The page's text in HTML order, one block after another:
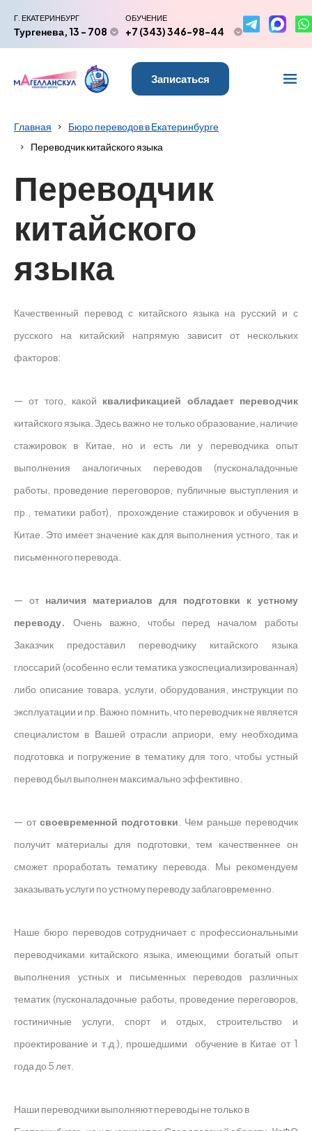
Г. ЕКАТЕРИНБУРГ
Тургенева, 13 - 708
ОБУЧЕНИЕ
+7 (343) 346-98-44
Записаться
Главная
Бюро переводов в Екатеринбурге
Переводчик китайского языка
Переводчик
китайского
языка
Качественный перевод с китайского языка на русский и с
русского на китайский напрямую зависит от нескольких
факторов:
— от того, какой квалификацией обладает переводчик
китайского языка. Здесь важно не только образование, наличие
стажировок в Китае, но и есть ли у переводчика опыт
выполнения аналогичных переводов (пусконаладочные
работы, проведение переговоров, публичные выступления и
пр., тематики работ), прохождение стажировок и обучения в
Китае. Это имеет значение как для выполнения устного, так и
письменного перевода.
— от наличия материалов для подготовки к устному
переводу.
Очень важно, чтобы перед началом работы
Заказчик предоставил переводчику китайского языка
глоссарий (особенно если тематика узкоспециализированная)
либо описание товара, услуги, оборудования, инструкции по
эксплуатации и пр. Важно помнить, что переводчик не является
специалистом в Вашей отрасли априори, ему необходима
подготовка и погружение в тематику для того, чтобы устный
перевод был выполнен максимально эффективно.
— от своевременной подготовки . Чем раньше переводчик
получит материалы для подготовки, тем качественнее он
сможет проработать тематику перевода. Мы рекомендуем
заказывать услуги по устному переводу заблаговременно.
Наше бюро переводов сотрудничает с профессиональными
переводчиками китайского языка, имеющими богатый опыт
выполнения устных и письменных переводов различных
тематик (пусконаладочные работы, проведение переговоров,
гостиничные услуги, спорт и отдых, строительство и
проектирование и т.д.), прошедшими обучение в Китае от 1
года до 5 лет.
Наши переводчики выполняют переводы не только в